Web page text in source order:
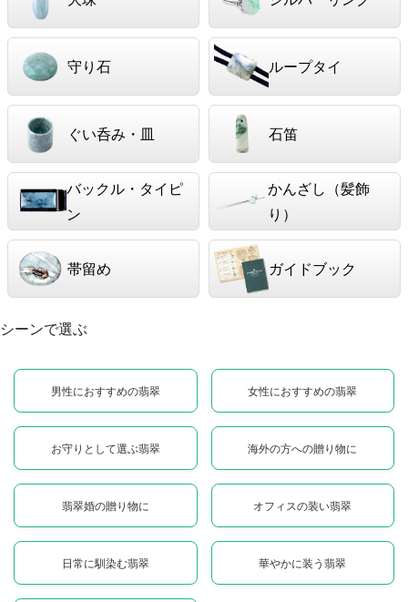
守り石 ループタイ
ぐい呑み・皿 石笛
バックル・タイピ
ン
かんざし（髪飾
り）
帯留め ガイドブック
シーンで選ぶ
男性におすすめの翡翠 女性におすすめの翡翠
お守りとして選ぶ翡翠 海外の方への贈り物に
翡翠婚の贈り物に オフィスの装い翡翠
日常に馴染む翡翠 華やかに装う翡翠